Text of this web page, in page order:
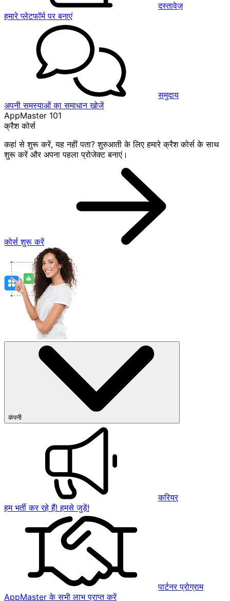
दस्तावेज़
हमारे प्लेटफॉर्म पर बनाएं
समुदाय
अपनी समस्याओं का समाधान खोजें
AppMaster 101
क्रैश कोर्स
कहां से शुरू करें, यह नहीं पता? शुरुआती के लिए हमारे क्रैश कोर्स के साथ
शुरू करें और अपना पहला प्रोजेक्ट बनाएं।
कोर्स शुरू करें
कंपनी
करियर
हम भर्ती कर रहे हैं! हमसे जुड़ें!
पार्टनर प्रोग्राम
AppMaster के सभी लाभ प्राप्त करें